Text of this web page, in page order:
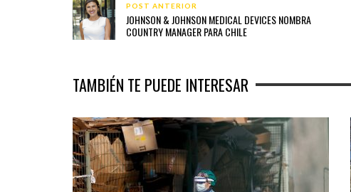
POST ANTERIOR
JOHNSON & JOHNSON MEDICAL DEVICES NOMBRA
COUNTRY MANAGER PARA CHILE
TAMBIÉN TE PUEDE INTERESAR